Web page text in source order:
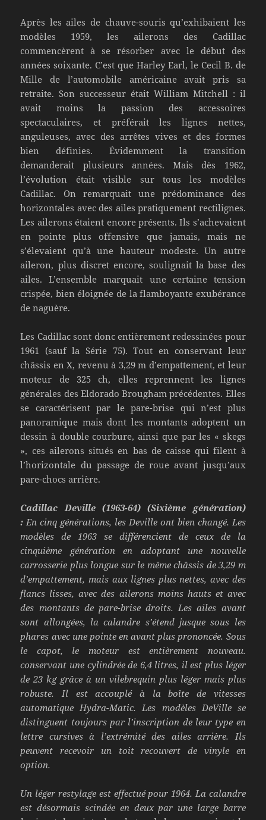
Après les ailes de chauve-souris qu’exhibaient les
modèles 1959, les ailerons des Cadillac
commencèrent à se résorber avec le début des
années soixante. C’est que Harley Earl, le Cecil B. de
Mille de l’automobile américaine avait pris sa
retraite. Son successeur était William Mitchell : il
avait moins la passion des accessoires
spectaculaires, et préférait les lignes nettes,
anguleuses, avec des arrêtes vives et des formes
bien définies. Évidemment la transition
demanderait plusieurs années. Mais dès 1962,
l’évolution était visible sur tous les modèles
Cadillac. On remarquait une prédominance des
horizontales avec des ailes pratiquement rectilignes.
Les ailerons étaient encore présents. Ils s’achevaient
en pointe plus offensive que jamais, mais ne
s’élevaient qu’à une hauteur modeste. Un autre
aileron, plus discret encore, soulignait la base des
ailes. L’ensemble marquait une certaine tension
crispée, bien éloignée de la flamboyante exubérance
de naguère.
Les Cadillac sont donc entièrement redessinées pour
1961 (sauf la Série 75). Tout en conservant leur
châssis en X, revenu à 3,29 m d’empattement, et leur
moteur de 325 ch, elles reprennent les lignes
générales des Eldorado Brougham précédentes. Elles
se caractérisent par le pare-brise qui n’est plus
panoramique mais dont les montants adoptent un
dessin à double courbure, ainsi que par les « skegs
», ces ailerons situés en bas de caisse qui filent à
l’horizontale du passage de roue avant jusqu’aux
pare-chocs arrière.
Cadillac Deville (1963-64) (Sixième génération)
: En cinq générations, les Deville ont bien changé. Les
modèles de 1963 se différencient de ceux de la
cinquième génération en adoptant une nouvelle
carrosserie plus longue sur le même châssis de 3,29 m
d’empattement, mais aux lignes plus nettes, avec des
flancs lisses, avec des ailerons moins hauts et avec
des montants de pare-brise droits. Les ailes avant
sont allongées, la calandre s’étend jusque sous les
phares avec une pointe en avant plus prononcée. Sous
le capot, le moteur est entièrement nouveau.
conservant une cylindrée de 6,4 litres, il est plus léger
de 23 kg grâce à un vilebrequin plus léger mais plus
robuste. Il est accouplé à la boîte de vitesses
automatique Hydra-Matic. Les modèles DeVille se
distinguent toujours par l’inscription de leur type en
lettre cursives à l’extrémité des ailes arrière. Ils
peuvent recevoir un toit recouvert de vinyle en
option.
Un léger restylage est effectué pour 1964. La calandre
est désormais scindée en deux par une large barre